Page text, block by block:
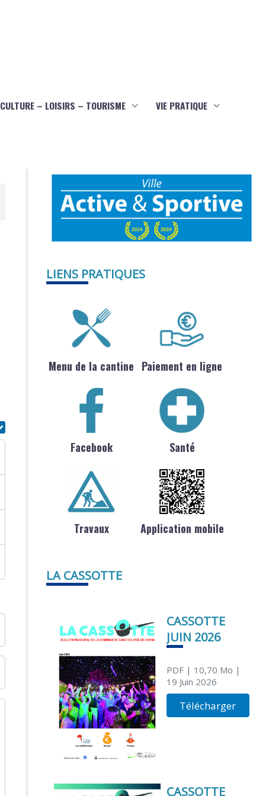
CULTURE – LOISIRS – TOURISME VIE PRATIQUE
LIENS PRATIQUES
Menu de la cantine Paiement en ligne
Facebook Santé
Travaux Application mobile
LA CASSOTTE
CASSOTTE
JUIN 2026
PDF| 10,70 Mo |
19 Juin 2026
Télécharger
CASSOTTE